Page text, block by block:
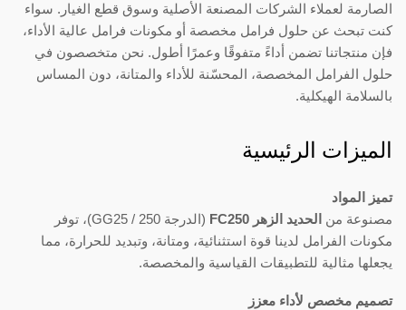
الصارمة لعملاء الشركات المصنعة الأصلية وسوق قطع الغيار. سواء
كنت تبحث عن حلول فرامل مخصصة أو مكونات فرامل عالية الأداء،
فإن منتجاتنا تضمن أداءً متفوقًا وعمرًا أطول. نحن متخصصون في
حلول الفرامل المخصصة، المحسّنة للأداء والمتانة، دون المساس
بالسلامة الهيكلية.
الميزات الرئيسية
تميز المواد
مصنوعة منالحديد الزهر FC250
(الدرجة 250 / GG25)، توفر
مكونات الفرامل لدينا قوة استثنائية، ومتانة، وتبديد للحرارة، مما
يجعلها مثالية للتطبيقات القياسية والمخصصة.
تصميم مخصص لأداء معزز